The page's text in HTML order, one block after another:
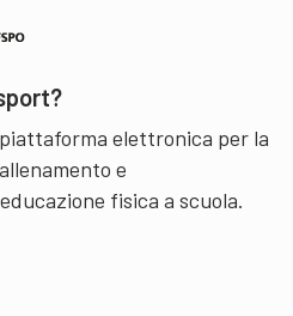
elettronica per la
e
fisica a scuola.